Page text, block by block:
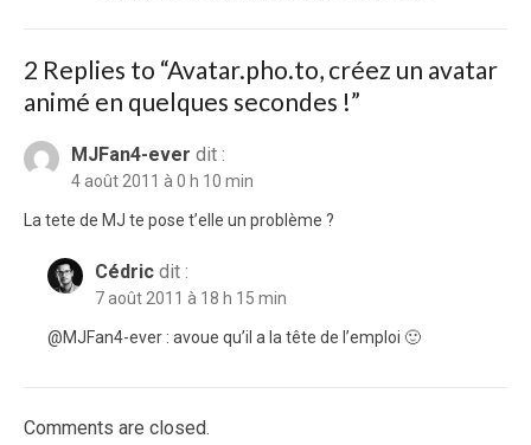
2 Replies to “Avatar.pho.to, créez un avatar
animé en quelques secondes !”
MJFan4-ever dit :
4 août 2011 à 0 h 10 min
La tete de MJ te pose t’elle un problème ?
Cédric dit :
7 août 2011 à 18 h 15 min
@MJFan4-ever : avoue qu’il a la tête de l’emploi 🙂
Comments are closed.